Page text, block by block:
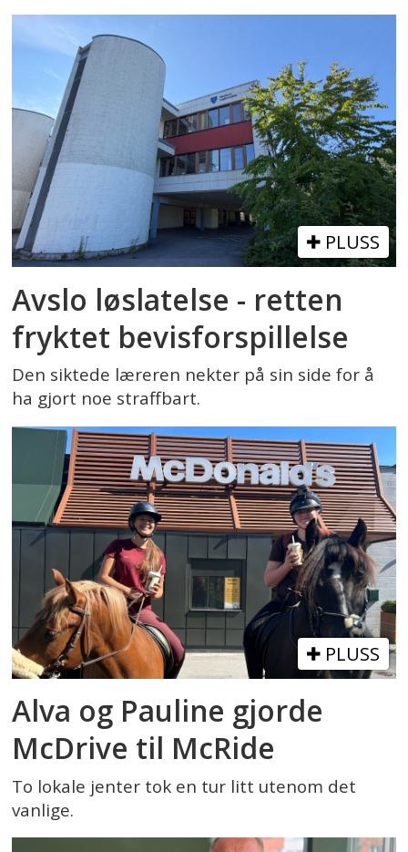
PLUSS
Avslo løslatelse - retten
fryktet bevisforspillelse
Den siktede læreren nekter på sin side for å
ha gjort noe straffbart.
PLUSS
Alva og Pauline gjorde
McDrive til McRide
To lokale jenter tok en tur litt utenom det
vanlige.